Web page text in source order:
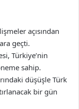
açısından
geçti.
Türkiye’nin
sahip.
düşüşle Türk
bir gün